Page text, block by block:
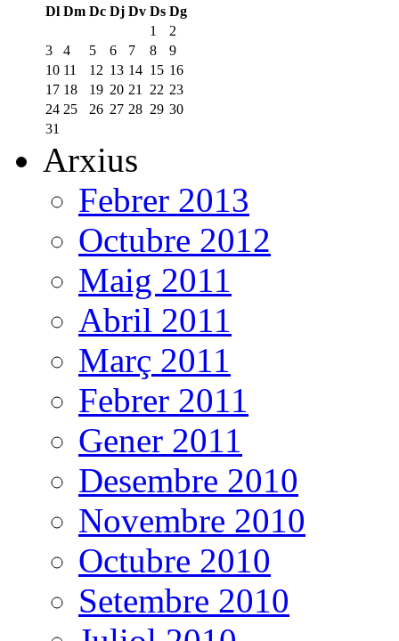
Dl Dm Dc Dj Dv Ds Dg
1
2
3
4 5 6 7 8
9
10 11 12 13 14 15 16
17 18 19 20 21 22 23
24 25 26 27 28 29 30
31
Arxius
Febrer 2013
Octubre 2012
Maig 2011
Abril 2011
Març 2011
Febrer 2011
Gener 2011
Desembre 2010
Novembre 2010
Octubre 2010
Setembre 2010